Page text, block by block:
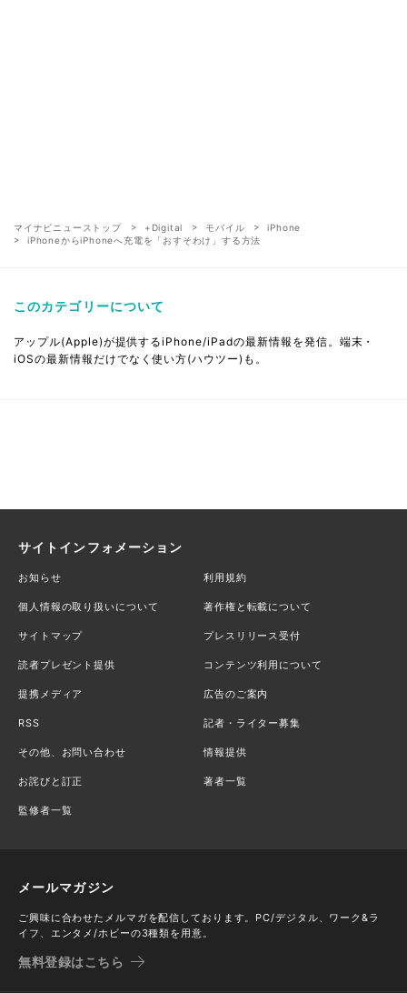
マイナビニューストップ +Digital モバイル
iPhone
iPhoneからiPhoneへ充電を「おすそわけ」する方法
このカテゴリーについて
アップル(Apple)が提供するiPhone/iPadの最新情報を発信。端末・
iOSの最新情報だけでなく使い方(ハウツー)も。
サイトインフォメーション
お知らせ 利用規約
個人情報の取り扱いについて 著作権と転載について
サイトマップ プレスリリース受付
読者プレゼント提供 コンテンツ利用について
提携メディア 広告のご案内
RSS 記者・ライター募集
その他、お問い合わせ 情報提供
お詫びと訂正 著者一覧
監修者一覧
メールマガジン
ご興味に合わせたメルマガを配信しております。PC/デジタル、ワーク&ラ
イフ、エンタメ/ホビーの3種類を用意。
無料登録はこちら